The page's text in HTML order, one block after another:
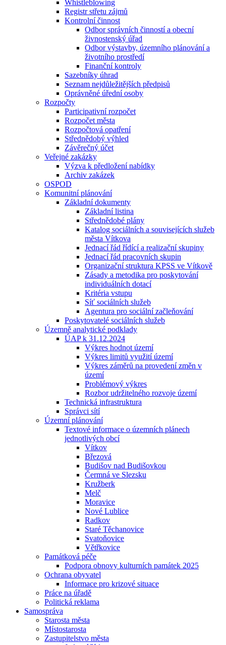
Whistleblowing
Registr střetu zájmů
Kontrolní činnost
Odbor správních činností a obecní
živnostenský úřad
Odbor výstavby, územního plánování a
životního prostředí
Finanční kontroly
Sazebníky úhrad
Seznam nejdůležitějších předpisů
Oprávněné úřední osoby
Rozpočty
Participativní rozpočet
Rozpočet města
Rozpočtová opatření
Střednědobý výhled
Závěrečný účet
Veřejné zakázky
Výzva k předložení nabídky
Archiv zakázek
OSPOD
Komunitní plánování
Základní dokumenty
Základní listina
Střednědobé plány
Katalog sociálních a souvisejících služeb
města Vítkova
Jednací řád řídící a realizační skupiny
Jednací řád pracovních skupin
Organizační struktura KPSS ve Vítkově
Zásady a metodika pro poskytování
individuálních dotací
Kritéria vstupu
Síť sociálních služeb
Agentura pro sociální začleňování
Poskytovatelé sociálních služeb
Územně analytické podklady
ÚAP k 31.12.2024
Výkres hodnot území
Výkres limitů využití území
Výkres záměrů na provedení změn v
území
Problémový výkres
Rozbor udržitelného rozvoje území
Technická infrastruktura
Správci sítí
Územní plánování
Textové informace o územních plánech
jednotlivých obcí
Vítkov
Březová
Budišov nad Budišovkou
Čermná ve Slezsku
Kružberk
Melč
Moravice
Nové Lublice
Radkov
Staré Těchanovice
Svatoňovice
Větřkovice
Památková péče
Podpora obnovy kulturních památek 2025
Ochrana obyvatel
Informace pro krizové situace
Práce na úřadě
Politická reklama
Samospráva
Starosta města
Místostarosta
Zastupitelstvo města